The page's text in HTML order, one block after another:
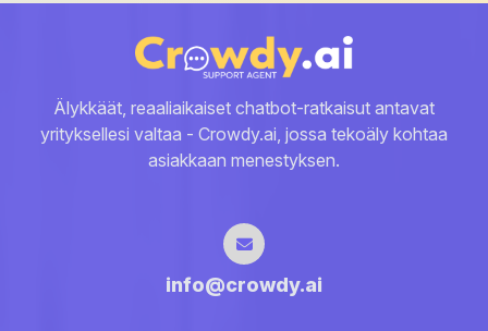
Älykkäät, reaaliaikaiset chatbot-ratkaisut antavat
yrityksellesi valtaa - Crowdy.ai, jossa tekoäly kohtaa
asiakkaan menestyksen.
info@crowdy.ai